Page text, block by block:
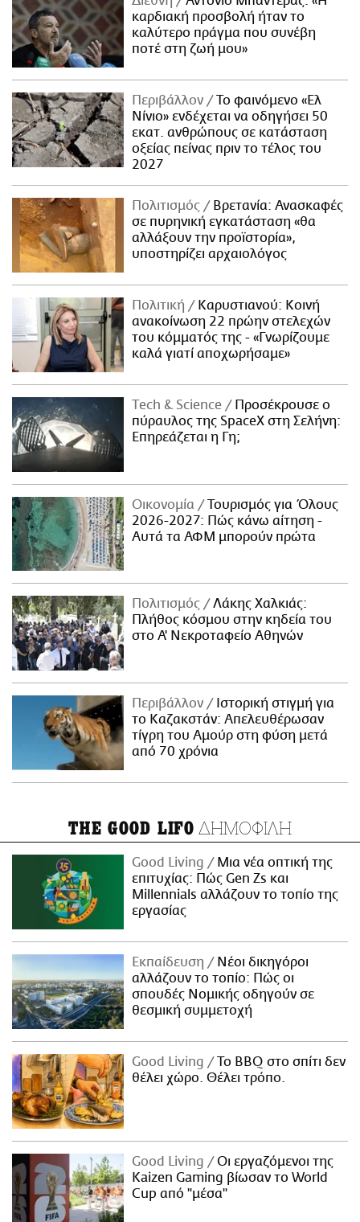
καρδιακή προσβολή ήταν το
καλύτερο πράγμα που συνέβη
ποτέ στη ζωή μου»
Περιβάλλον
Το φαινόμενο «Ελ
Νίνιο» ενδέχεται να οδηγήσει 50
εκατ. ανθρώπους σε κατάσταση
οξείας πείνας πριν το τέλος του
2027
Πολιτισμός
Βρετανία: Ανασκαφές
σε πυρηνική εγκατάσταση «θα
αλλάξουν την προϊστορία»,
υποστηρίζει αρχαιολόγος
Πολιτική
Καρυστιανού: Κοινή
ανακοίνωση 22 πρώην στελεχών
του κόμματός της - «Γνωρίζουμε
καλά γιατί αποχωρήσαμε»
Τech & Science
Προσέκρουσε ο
πύραυλος της SpaceX στη Σελήνη:
Επηρεάζεται η Γη;
Οικονομία
Τουρισμός για Όλους
2026-2027: Πώς κάνω αίτηση -
Αυτά τα ΑΦΜ μπορούν πρώτα
Πολιτισμός
Λάκης Χαλκιάς:
Πλήθος κόσμου στην κηδεία του
στο Α' Νεκροταφείο Αθηνών
Περιβάλλον
Ιστορική στιγμή για
το Καζακστάν: Απελευθέρωσαν
τίγρη του Αμούρ στη φύση μετά
από 70 χρόνια
THE GOOD LIFO ΔΗΜΟΦΙΛΗ
Good Living
Μια νέα οπτική της
επιτυχίας: Πώς Gen Zs και
Millennials αλλάζουν το τοπίο της
εργασίας
Εκπαίδευση
Νέοι δικηγόροι
αλλάζουν το τοπίο: Πώς οι
σπουδές Νομικής οδηγούν σε
θεσμική συμμετοχή
Good Living
Το BBQ στο σπίτι δεν
θέλει χώρο. Θέλει τρόπο.
Good Living
Οι εργαζόμενοι της
Kaizen Gaming βίωσαν το World
Cup από "μέσα"